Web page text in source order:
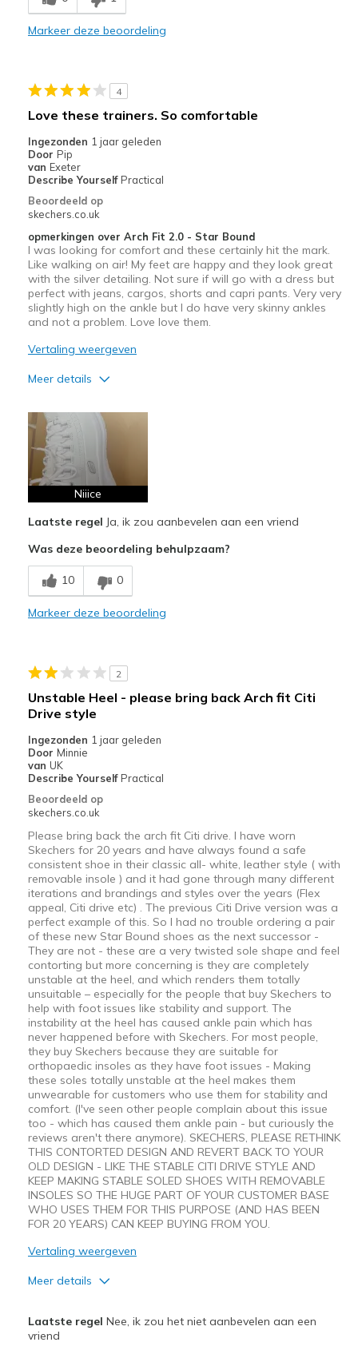
Markeer deze beoordeling
4
Love these trainers. So comfortable
Ingezonden 1 jaar geleden
Door Pip
van Exeter
Describe Yourself Practical
Beoordeeld op
skechers.co.uk
opmerkingen over Arch Fit 2.0 - Star Bound
I was looking for comfort and these certainly hit the mark.
Like walking on air! My feet are happy and they look great
with the silver detailing. Not sure if will go with a dress but
perfect with jeans, cargos, shorts and capri pants. Very very
slightly high on the ankle but I do have very skinny ankles
and not a problem. Love love them.
Vertaling weergeven
Meer details
Attractive Design
Comfortable
Beste toepassingen
Casual Wear
Width
Sizing
Feels true to size
Niiice
Laatste regel Ja, ik zou aanbevelen aan een vriend
Was deze beoordeling behulpzaam?
10 0
Markeer deze beoordeling
2
Unstable Heel - please bring back Arch fit Citi
Drive style
Ingezonden 1 jaar geleden
Door Minnie
van UK
Describe Yourself Practical
Beoordeeld op
skechers.co.uk
Please bring back the arch fit Citi drive. I have worn
Skechers for 20 years and have always found a safe
consistent shoe in their classic all- white, leather style ( with
removable insole ) and it had gone through many different
iterations and brandings and styles over the years (Flex
appeal, Citi drive etc) . The previous Citi Drive version was a
perfect example of this. So I had no trouble ordering a pair
of these new Star Bound shoes as the next successor -
They are not - these are a very twisted sole shape and feel
contorting but more concerning is they are completely
unstable at the heel, and which renders them totally
unsuitable – especially for the people that buy Skechers to
help with foot issues like stability and support. The
instability at the heel has caused ankle pain which has
never happened before with Skechers. For most people,
they buy Skechers because they are suitable for
orthopaedic insoles as they have foot issues - Making
these soles totally unstable at the heel makes them
unwearable for customers who use them for stability and
comfort. (I've seen other people complain about this issue
too - which has caused them ankle pain - but curiously the
reviews aren't there anymore). SKECHERS, PLEASE RETHINK
THIS CONTORTED DESIGN AND REVERT BACK TO YOUR
OLD DESIGN - LIKE THE STABLE CITI DRIVE STYLE AND
KEEP MAKING STABLE SOLED SHOES WITH REMOVABLE
INSOLES SO THE HUGE PART OF YOUR CUSTOMER BASE
WHO USES THEM FOR THIS PURPOSE (AND HAS BEEN
FOR 20 YEARS) CAN KEEP BUYING FROM YOU.
Vertaling weergeven
Meer details
Attractive Design
Laatste regel Nee, ik zou het niet aanbevelen aan een
vriend